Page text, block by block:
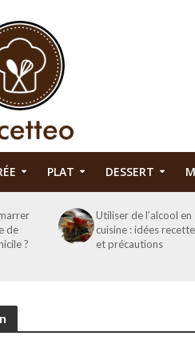
PLAT DESSERT
de
?
Utiliser de l’alcool en
cuisine : idées
et précautions